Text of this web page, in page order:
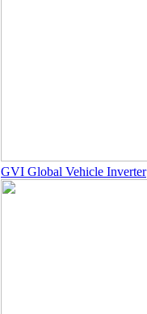
GVI Global Vehicle Inverter